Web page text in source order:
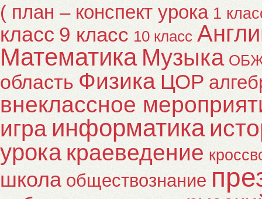
( план – конспект урока 1
класс 9 класс 10 класс
Математика Музыка
область Физика ЦОР
внеклассное
игра информатика
урока краеведение
школа обществознание